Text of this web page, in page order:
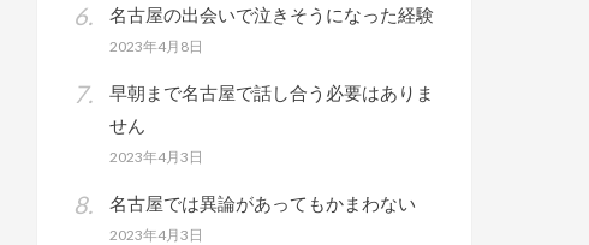
名古屋の出会いで泣きそうになった経験
2023年4月8日
早朝まで名古屋で話し合う必要はありま
せん
2023年4月3日
名古屋では異論があってもかまわない
2023年4月3日